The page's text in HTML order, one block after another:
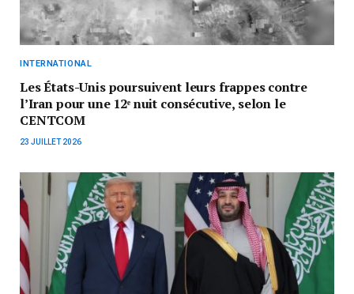
INTERNATIONAL
Les États-Unis poursuivent leurs frappes contre
l’Iran pour une 12ᵉ nuit consécutive, selon le
CENTCOM
23 JUILLET 2026